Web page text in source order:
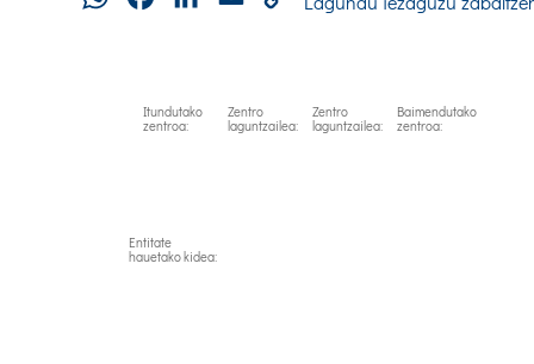
Itundutako
zentroa:
Zentro
laguntzailea:
Zentro
laguntzailea:
Baimendutako
zentroa:
Entitate
hauetako kidea: